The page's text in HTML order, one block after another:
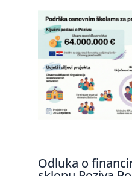
Odluka o